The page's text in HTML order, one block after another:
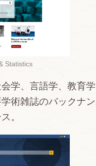
Statistics
学、言語学、教育
術雑誌のバックナ
。